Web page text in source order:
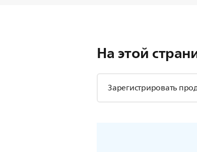
На этой
Зарегистрировать